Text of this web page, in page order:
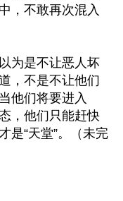
，不敢再次混入
为是不让恶人坏
，不是不让他们
他们将要进入
，他们只能赶快
是“天堂”。（未完